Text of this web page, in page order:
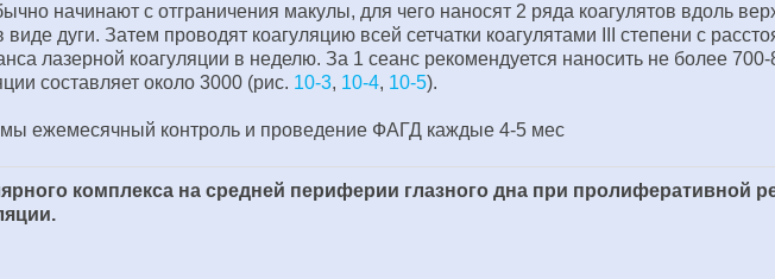
начинают с отграничения макулы, для чего наносят 2 ряда коагулятов вдоль
дуги. Затем проводят коагуляцию всей сетчатки коагулятами III степени с
лазерной коагуляции в неделю. За 1 сеанс рекомендуется наносить не более
составляет около 3000 (рис. 10-3, 10-4, 10-5).
ежемесячный контроль и проведение ФАГД каждые 4-5 мес
комплекса на средней периферии глазного дна при пролиферативной